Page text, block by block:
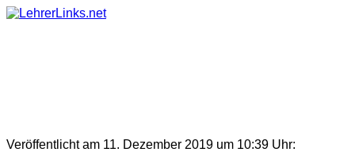
Skip
Veröffentlicht am 11. Dezember 2019 um 10:39 Uhr: